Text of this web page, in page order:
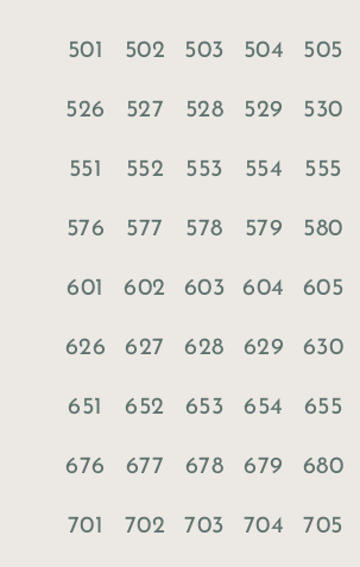
501 502 503 504 505
526 527 528 529 530
551 552 553 554 555
576 577 578 579 580
601 602 603 604 605
626 627 628 629 630
651 652 653 654 655
676 677 678 679 680
701 702 703 704 705